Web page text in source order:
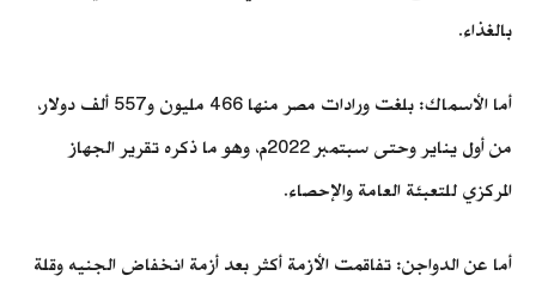
بالغذاء.
أما الأسماك: بلغت ورادات مصر منها 466 مليون و557 ألف دولار،
من أول يناير وحتى سبتمبر 2022م، وهو ما ذكره تقرير الجهاز
المركزي للتعبئة العامة والإحصاء.
أما عن الدواجن: تفاقمت الأزمة أكثر بعد أزمة انخفاض الجنيه وقلة